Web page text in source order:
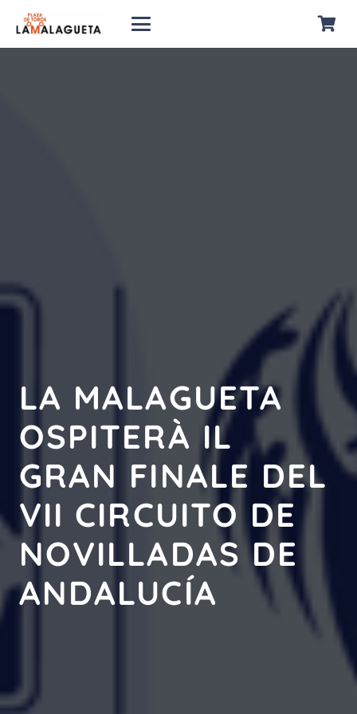
LA MALAGUETA
OSPITERÀ IL
GRAN FINALE DEL
VII CIRCUITO DE
NOVILLADAS DE
ANDALUCÍA